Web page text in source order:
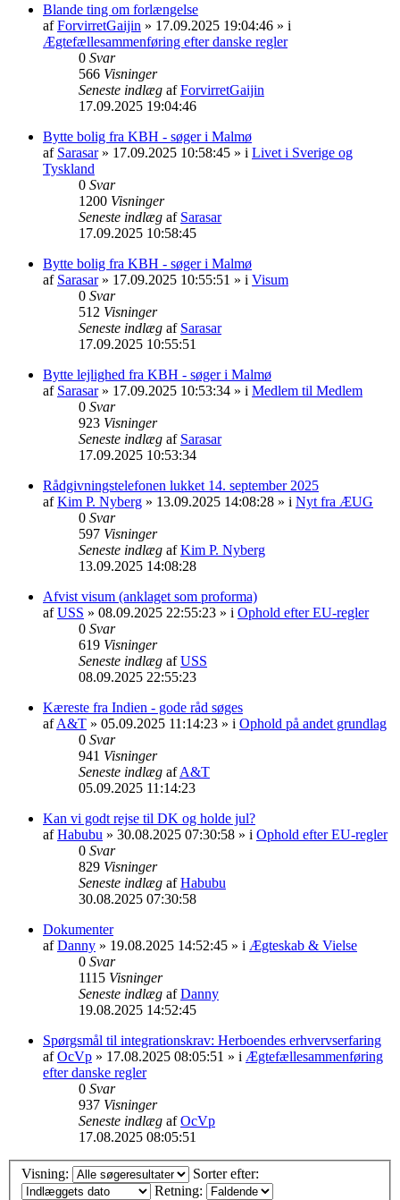
Blande ting om forlængelse
afForvirretGaijin » 17.09.2025 19:04:46 » i
Ægtefællesammenføring efter danske regler
0 Svar
566 Visninger
Seneste indlæg afForvirretGaijin
17.09.2025 19:04:46
Bytte bolig fra KBH - søger i Malmø
af Sarasar» 17.09.2025 10:58:45 » i Livet i Sverige og
Tyskland
0 Svar
1200 Visninger
Seneste indlæg af Sarasar
17.09.2025 10:58:45
Bytte bolig fra KBH - søger i Malmø
af Sarasar» 17.09.2025 10:55:51 » i Visum
0 Svar
512 Visninger
Seneste indlæg af Sarasar
17.09.2025 10:55:51
Bytte lejlighed fra KBH - søger i Malmø
af Sarasar» 17.09.2025 10:53:34 » i Medlem til Medlem
0 Svar
923 Visninger
Seneste indlæg af Sarasar
17.09.2025 10:53:34
Rådgivningstelefonen lukket 14. september 2025
afKim P. Nyberg » 13.09.2025 14:08:28 » i Nyt fra ÆUG
0 Svar
597 Visninger
Seneste indlæg afKim P. Nyberg
13.09.2025 14:08:28
Afvist visum (anklaget som proforma)
afUSS » 08.09.2025 22:55:23 » i Ophold efter EU-regler
0 Svar
619 Visninger
Seneste indlæg afUSS
08.09.2025 22:55:23
Kæreste fra Indien - gode råd søges
afA&T » 05.09.2025 11:14:23 » i Ophold på andet grundlag
0 Svar
941 Visninger
Seneste indlæg afA&T
05.09.2025 11:14:23
Kan vi godt rejse til DK og holde jul?
afHabubu » 30.08.2025 07:30:58 » i Ophold efter EU-regler
0 Svar
829 Visninger
Seneste indlæg afHabubu
30.08.2025 07:30:58
Dokumenter
afDanny » 19.08.2025 14:52:45 » i Ægteskab & Vielse
0 Svar
1115 Visninger
Seneste indlæg afDanny
19.08.2025 14:52:45
Spørgsmål til integrationskrav: Herboendes erhvervserfaring
afOcVp » 17.08.2025 08:05:51 » i Ægtefællesammenføring
efter danske regler
0 Svar
937 Visninger
Seneste indlæg afOcVp
17.08.2025 08:05:51
Visning:
Sorter efter:
Retning: